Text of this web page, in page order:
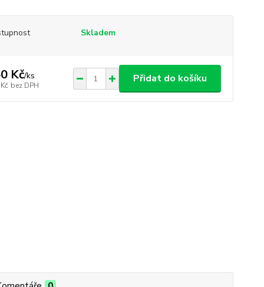
Skladem
Kč/ks
bez DPH
Přidat do košíku